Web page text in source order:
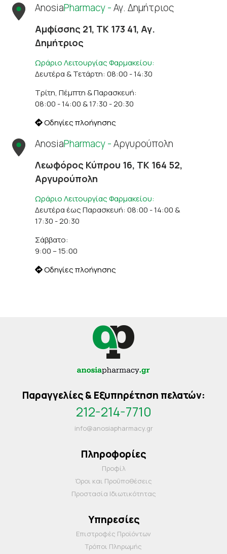
AnosiaPharmacy -Αγ. Δημήτριος
Αμφίσσης 21, ΤΚ 173 41, Αγ.
Δημήτριος
Ωράριο Λειτουργίας Φαρμακείου:
Δευτέρα & Τετάρτη: 08:00 - 14:30
Τρίτη, Πέμπτη & Παρασκευή:
08:00 - 14:00 & 17:30 - 20:30
Οδηγίες πλοήγησης
AnosiaPharmacy -Αργυρούπολη
Λεωφόρος Κύπρου 16, ΤΚ 164 52,
Αργυρούπολη
Ωράριο Λειτουργίας Φαρμακείου:
Δευτέρα έως Παρασκευή: 08:00 - 14:00 &
17:30 - 20:30
Σάββατο:
9:00 – 15:00
Οδηγίες πλοήγησης
Παραγγελίες & Εξυπηρέτηση πελατών:
212-214-7710
info@anosiapharmacy.gr
Πληροφορίες
Προφίλ
Όροι και Προΰποθέσεις
Προστασία Ιδιωτικότητας
Υπηρεσίες
Επιστροφές Προϊόντων
Τρόποι Πληρωμής